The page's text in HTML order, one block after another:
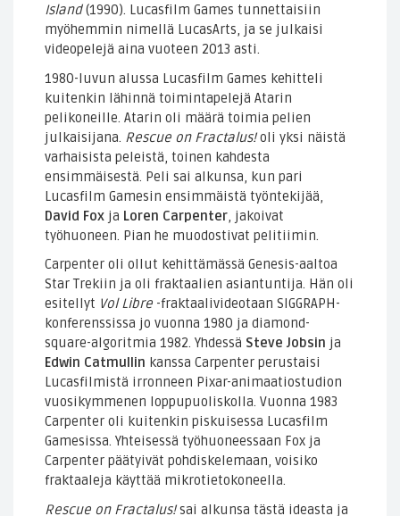
Island(1990). Lucasfilm Games tunnettaisiin
myöhemmin nimellä LucasArts, ja se julkaisi
videopelejä aina vuoteen 2013 asti.
1980-luvun alussa Lucasfilm Games kehitteli
kuitenkin lähinnä toimintapelejä Atarin
pelikoneille. Atarin oli määrä toimia pelien
julkaisijana. Rescue on Fractalus!oli yksi näistä
varhaisista peleistä, toinen kahdesta
ensimmäisestä. Peli sai alkunsa, kun pari
Lucasfilm Gamesin ensimmäistä työntekijää,
David Fox ja Loren Carpenter, jakoivat
työhuoneen. Pian he muodostivat pelitiimin.
Carpenter oli ollut kehittämässä Genesis-aaltoa
Star Trekiin ja oli fraktaalien asiantuntija. Hän oli
esitellyt Vol Libre -fraktaalivideotaan SIGGRAPH-
konferenssissa jo vuonna 1980 ja diamond-
square-algoritmia 1982. Yhdessä Steve Jobsin ja
Edwin Catmullin kanssa Carpenter perustaisi
Lucasfilmistä irronneen Pixar-animaatiostudion
vuosikymmenen loppupuoliskolla. Vuonna 1983
Carpenter oli kuitenkin piskuisessa Lucasfilm
Gamesissa. Yhteisessä työhuoneessaan Fox ja
Carpenter päätyivät pohdiskelemaan, voisiko
fraktaaleja käyttää mikrotietokoneella.
Rescue on Fractalus!sai alkunsa tästä ideasta ja